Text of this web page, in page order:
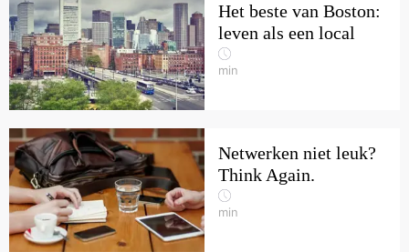
Het beste van Boston:
leven als een local
min
Netwerken niet leuk?
Think Again.
min